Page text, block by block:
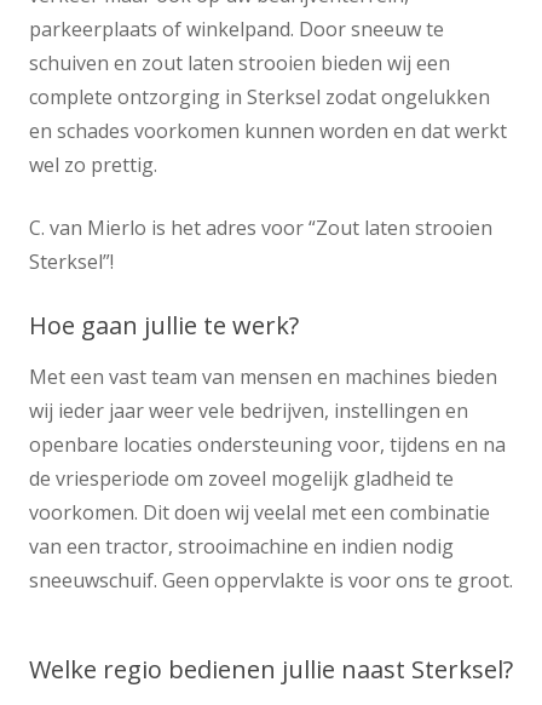
parkeerplaats of winkelpand. Door sneeuw te
schuiven en zout laten strooien bieden wij een
complete ontzorging in Sterksel zodat ongelukken
en schades voorkomen kunnen worden en dat werkt
wel zo prettig.
C. van Mierlo is het adres voor “Zout laten strooien
Sterksel”!
Hoe gaan jullie te werk?
Met een vast team van mensen en machines bieden
wij ieder jaar weer vele bedrijven, instellingen en
openbare locaties ondersteuning voor, tijdens en na
de vriesperiode om zoveel mogelijk gladheid te
voorkomen. Dit doen wij veelal met een combinatie
van een tractor, strooimachine en indien nodig
sneeuwschuif. Geen oppervlakte is voor ons te groot.
Welke regio bedienen jullie naast Sterksel?